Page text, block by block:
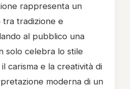
rappresenta un
tradizione e
al pubblico una
solo celebra lo stile
il carisma e la creatività di
moderna di un